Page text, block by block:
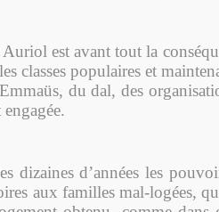
est avant tout la
classes populaires et
du dal, des
dizaines d’années les
aux familles mal-logées,